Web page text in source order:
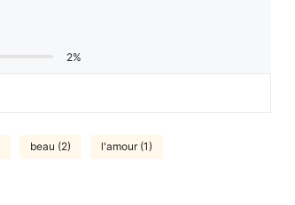
2%
beau (2) l'amour (1)